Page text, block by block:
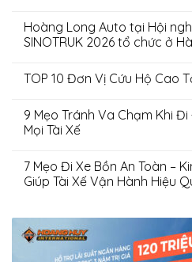
Hoàng Long Auto tại Hội
SINOTRUK 2026 tổ chức ở
TOP 10 Đơn Vị Cứu Hộ Cao
9 Mẹo Tránh Va Chạm Khi
Mọi Tài Xế
7 Mẹo Đi Xe Bồn An Toàn –
Giúp Tài Xế Vận Hành Hiệu